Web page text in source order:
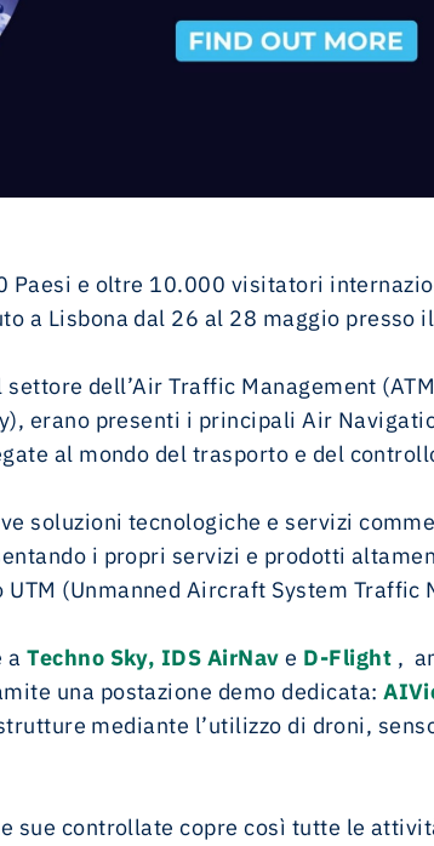
Paesi e oltre 10.000 visitatori
a Lisbona dal 26 al 28 maggio presso
dell’Air Traffic Management
erano presenti i principali Air
al mondo del trasporto e del
soluzioni tecnologiche e servizi
i propri servizi e prodotti
(Unmanned Aircraft System Traffic
aTechno Sky, IDS AirNav e D-Flight ,
una postazione demo dedicata:
mediante l’utilizzo di droni,
sue controllate copre così tutte le